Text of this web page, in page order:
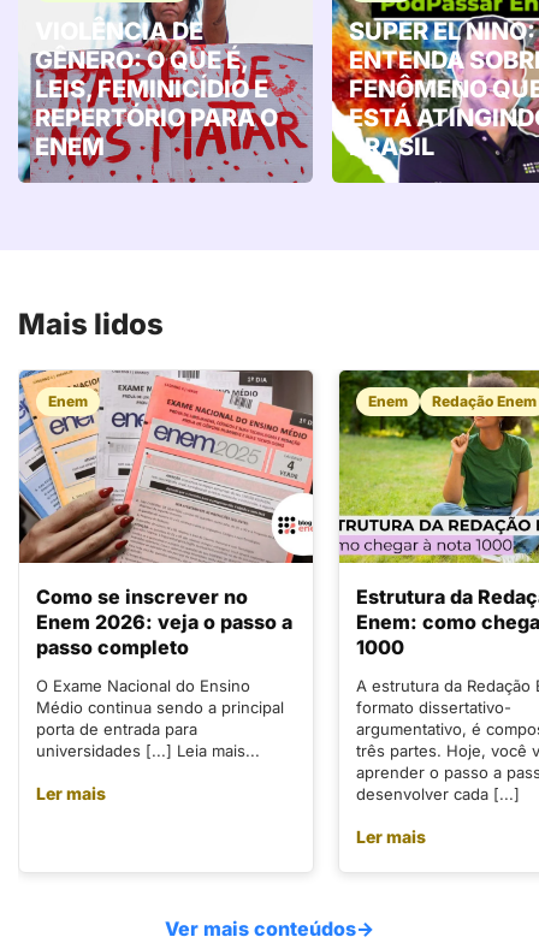
VIOLÊNCIA DE
GÊNERO: O QUE É,
LEIS, FEMINICÍDIO E
REPERTÓRIO PARA O
ENEM
SUPER EL NINO:
ENTENDA
FENÔMENO
ESTÁ
BRASIL
Mais lidos
Enem
Como se inscrever no
Enem 2026: veja o passo a
passo completo
O Exame Nacional do Ensino
Médio continua sendo a principal
porta de entrada para
universidades [...] Leia mais...
Ler mais
Enem Redação Enem
Estrutura da
Enem: como
1000
A estrutura da Redação
formato dissertativo-
argumentativo, é
três partes. Hoje, você
aprender o passo a
desenvolver cada [...]
Ler mais
Ver mais conteúdos→